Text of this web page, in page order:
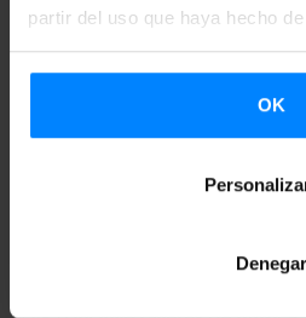
partir del uso que haya hecho
OK
Denegar
Le Rocher de Palmerestá
Instituto Vasco Etxepare,
Le Rocher de Palmereste
Burdeos ha insertado en su
la programación se desarrolla